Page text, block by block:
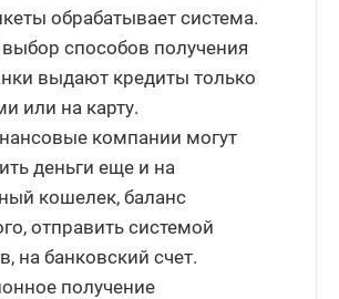
обрабатывает система.
способов получения
выдают кредиты только
или на карту.
компании могут
деньги еще и на
кошелек, баланс
отправить системой
на банковский счет.
получение